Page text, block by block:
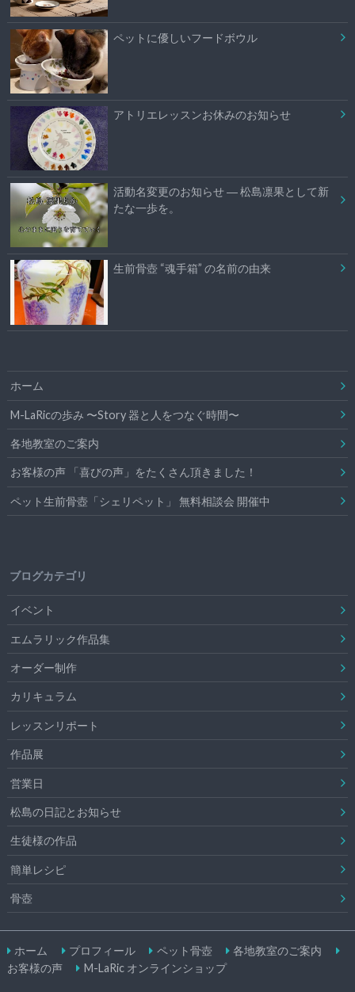
ペットに優しいフードボウル
アトリエレッスンお休みのお知らせ
活動名変更のお知らせ ― 松島凛果として新
たな一歩を。
生前骨壺 “魂手箱” の名前の由来
ホーム
M-LaRicの歩み 〜Story 器と人をつなぐ時間〜
各地教室のご案内
お客様の声 「喜びの声」をたくさん頂きました！
ペット生前骨壺「シェリペット」 無料相談会 開催中
ブログカテゴリ
イベント
エムラリック作品集
オーダー制作
カリキュラム
レッスンリポート
作品展
営業日
松島の日記とお知らせ
生徒様の作品
簡単レシピ
骨壺
ホーム プロフィール ペット骨壺
各地教室のご案内
お客様の声
M-LaRic オンラインショップ